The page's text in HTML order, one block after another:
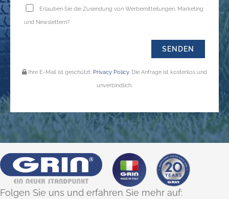
Erlauben Sie die Zusendung von Werbemitteilungen, Marketing
und Newslettern?
Ihre E-Mail ist geschützt: Privacy Policy. Die Anfrage ist kostenlos und
unverbindlich.
Folgen Sie uns und erfahren Sie mehr auf: